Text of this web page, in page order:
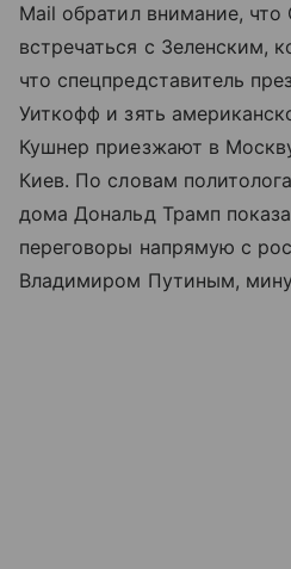
Mail обратил внимание,
встречаться с Зеленским,
что спецпредставитель
Уиткофф и зять
Кушнер приезжают в
Киев. По словам
дома Дональд Трамп
переговоры напрямую с
Владимиром Путиным,